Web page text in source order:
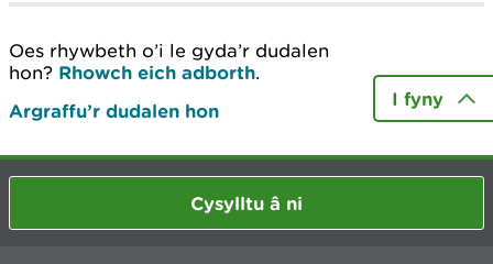
Oes rhywbeth o’i le gyda’r dudalen
hon? Rhowch eich adborth.
Argraffu’r dudalen hon
I fyny
Cysylltu â ni